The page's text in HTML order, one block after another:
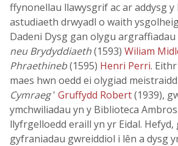
ffynonellau llawysgrif ac ar addysg y
astudiaeth drwyadl o waith
Dadeni Dysg gan olygu argraffiadau
neu Brydyddiaeth(1593) Wiliam
Phraethineb(1595) Henri Perri.
maes hwn oedd ei olygiad
Cymraeg' Gruffydd Robert(1939),
ymchwiliadau yn y Biblioteca
llyfrgelloedd eraill yn yr Eidal. Hefyd,
gyfraniadau gwreiddiol i lên a dysg